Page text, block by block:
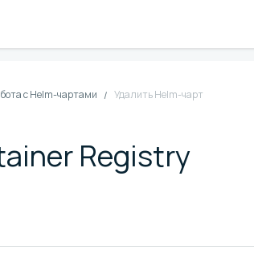
с Helm-чартами Удалить Helm-чарт
Registry